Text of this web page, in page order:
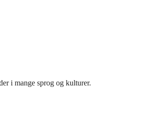
i mange sprog og kulturer.